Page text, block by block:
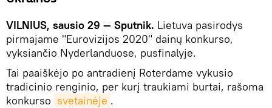
VILNIUS, sausio 29 — Sputnik. Lietuva pasirodys
pirmajame "Eurovizijos 2020" dainų konkurso,
vyksiančio Nyderlanduose, pusfinalyje.
Tai paaiškėjo po antradienį Roterdame vykusio
tradicinio renginio, per kurį traukiami burtai, rašoma
konkurso svetainėje .